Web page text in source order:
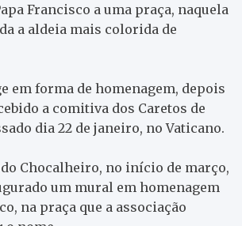
Francisco a uma praça, naquela
a aldeia mais colorida de
em forma de homenagem, depois
a comitiva dos Caretos de
dia 22 de janeiro, no Vaticano.
Chocalheiro, no início de março,
um mural em homenagem
na praça que a associação